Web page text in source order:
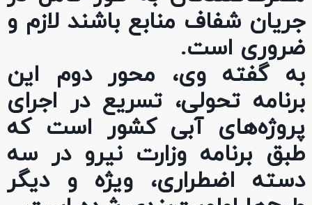
جریان شفاف منابع باشند لازم و
ضروری است.
به گفته وی، محور دوم این
برنامه تحولی، تسریع در اجرای
پروژه‌های آبی کشور است که
طبق برنامه وزارت نیرو در سه
دسته اضطراری، ویژه و دیگر